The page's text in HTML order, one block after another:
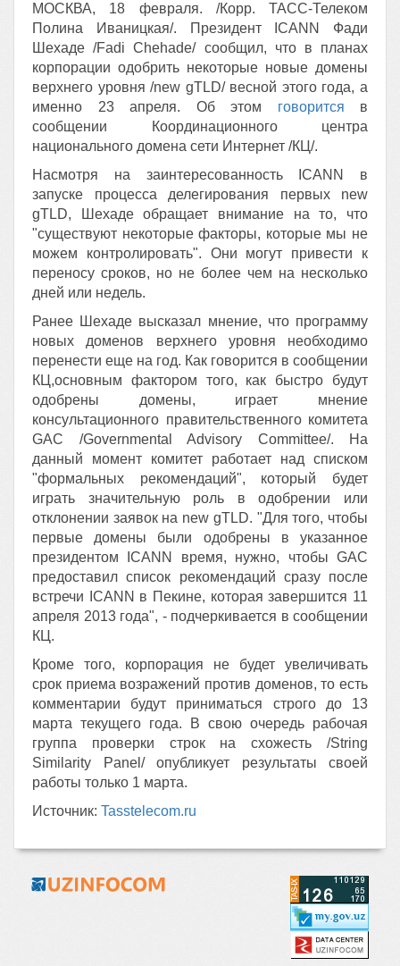
МОСКВА, 18 февраля. /Корр. ТАСС-Телеком
Полина Иваницкая/. Президент ICANN Фади
Шехаде /Fadi Chehade/ сообщил, что в планах
корпорации одобрить некоторые новые домены
верхнего уровня /new gTLD/ весной этого года, а
именно 23 апреля. Об этом говорится в
сообщении Координационного центра
национального домена сети Интернет /КЦ/.
Насмотря на заинтересованность ICANN в
запуске процесса делегирования первых new
gTLD, Шехаде обращает внимание на то, что
"существуют некоторые факторы, которые мы не
можем контролировать". Они могут привести к
переносу сроков, но не более чем на несколько
дней или недель.
Ранее Шехаде высказал мнение, что программу
новых доменов верхнего уровня необходимо
перенести еще на год. Как говорится в сообщении
КЦ,основным фактором того, как быстро будут
одобрены домены, играет мнение
консультационного правительственного комитета
GAC /Governmental Advisory Committee/. На
данный момент комитет работает над списком
"формальных рекомендаций", который будет
играть значительную роль в одобрении или
отклонении заявок на new gTLD. "Для того, чтобы
первые домены были одобрены в указанное
президентом ICANN время, нужно, чтобы GAC
предоставил список рекомендаций сразу после
встречи ICANN в Пекине, которая завершится 11
апреля 2013 года", - подчеркивается в сообщении
КЦ.
Кроме того, корпорация не будет увеличивать
срок приема возражений против доменов, то есть
комментарии будут приниматься строго до 13
марта текущего года. В свою очередь рабочая
группа проверки строк на схожесть /String
Similarity Panel/ опубликует результаты своей
работы только 1 марта.
Источник: Tasstelecom.ru